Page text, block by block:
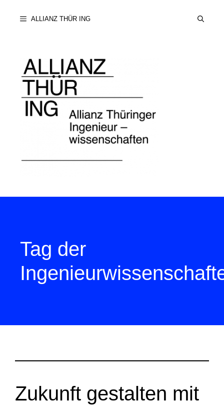
ALLIANZ THÜR ING
Tag der
Zukunft gestalten mit